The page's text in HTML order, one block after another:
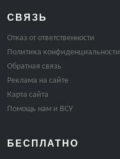
СВЯЗЬ
Отказ от ответственности
Политика конфиденциальности
Обратная связь
Реклама на сайте
Карта сайта
Помощь нам и ВСУ
БЕСПЛАТНО